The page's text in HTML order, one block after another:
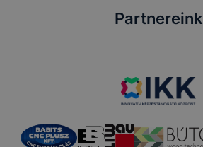
Partnereink